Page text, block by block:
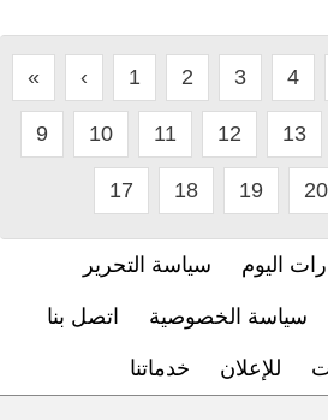
« ‹ 1 2 3 4
9 10 11 12 13
17 18 19 20
اليوم سياسة التحرير
سياسة الخصوصية اتصل بنا
للإعلان خدماتنا